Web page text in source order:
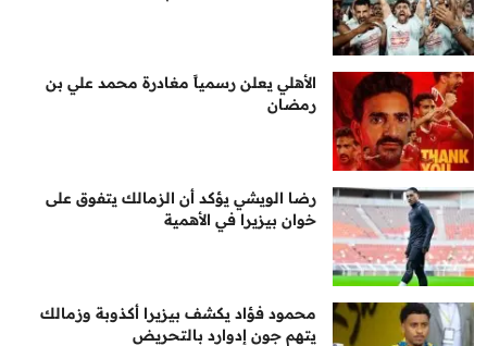
الأهلي يعلن رسمياً مغادرة محمد علي بن
رمضان
رضا الويشي يؤكد أن الزمالك يتفوق على
خوان بيزيرا في الأهمية
محمود فؤاد يكشف بيزيرا أكذوبة وزمالك
يتهم جون إدوارد بالتحريض